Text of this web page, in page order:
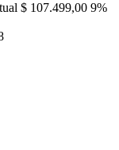
$ 107.499,00 9%